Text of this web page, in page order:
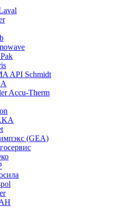
API Schmidt
Accu-Therm
(GEA)